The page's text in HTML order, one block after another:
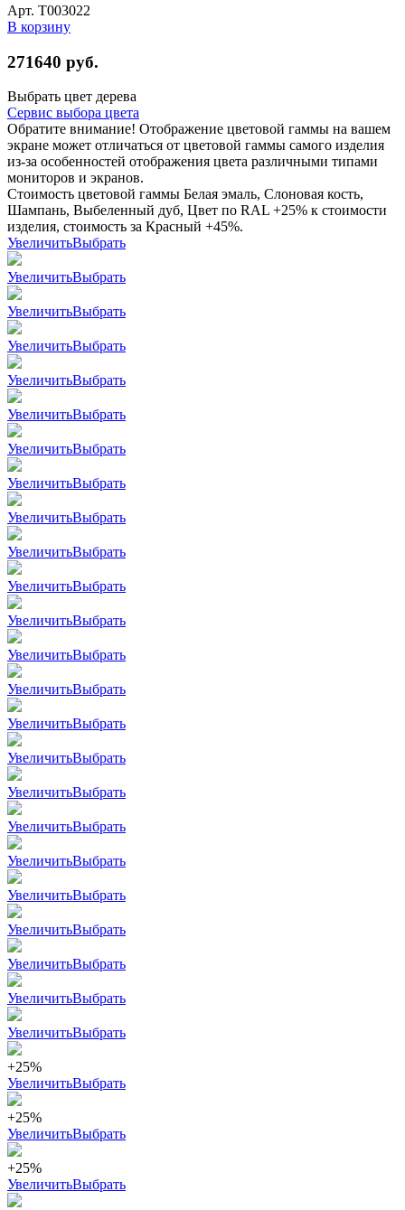
Арт. Т003022
В корзину
271640 руб.
Выбрать цвет дерева
Сервис выбора цвета
Обратите внимание! Отображение цветовой гаммы на вашем
экране может отличаться от цветовой гаммы самого изделия
из-за особенностей отображения цвета различными типами
мониторов и экранов.
Стоимость цветовой гаммы Белая эмаль, Слоновая кость,
Шампань, Выбеленный дуб, Цвет по RAL +25% к стоимости
изделия, стоимость за Красный +45%.
УвеличитьВыбрать
УвеличитьВыбрать
УвеличитьВыбрать
УвеличитьВыбрать
УвеличитьВыбрать
УвеличитьВыбрать
УвеличитьВыбрать
УвеличитьВыбрать
УвеличитьВыбрать
УвеличитьВыбрать
УвеличитьВыбрать
УвеличитьВыбрать
УвеличитьВыбрать
УвеличитьВыбрать
УвеличитьВыбрать
УвеличитьВыбрать
УвеличитьВыбрать
УвеличитьВыбрать
УвеличитьВыбрать
УвеличитьВыбрать
УвеличитьВыбрать
УвеличитьВыбрать
УвеличитьВыбрать
УвеличитьВыбрать
+25%
УвеличитьВыбрать
+25%
УвеличитьВыбрать
+25%
УвеличитьВыбрать